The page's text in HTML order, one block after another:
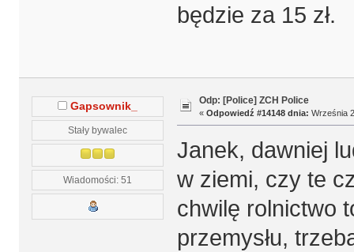
będzie za 15 zł.
Gapsownik_
Stały bywalec
Wiadomości: 51
Odp: [Police] ZCH Police
« Odpowiedź #14148 dnia: Września
Janek, dawniej
w ziemi, czy te
chwilę rolnictwo
przemysłu,